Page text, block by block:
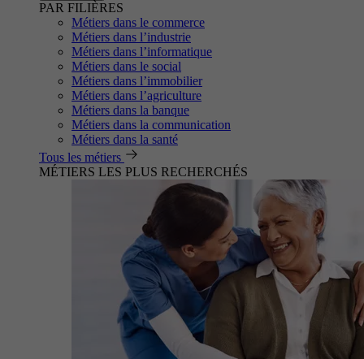
PAR FILIÈRES
Métiers dans le commerce
Métiers dans l’industrie
Métiers dans l’informatique
Métiers dans le social
Métiers dans l’immobilier
Métiers dans l’agriculture
Métiers dans la banque
Métiers dans la communication
Métiers dans la santé
Tous les métiers
MÉTIERS LES PLUS RECHERCHÉS